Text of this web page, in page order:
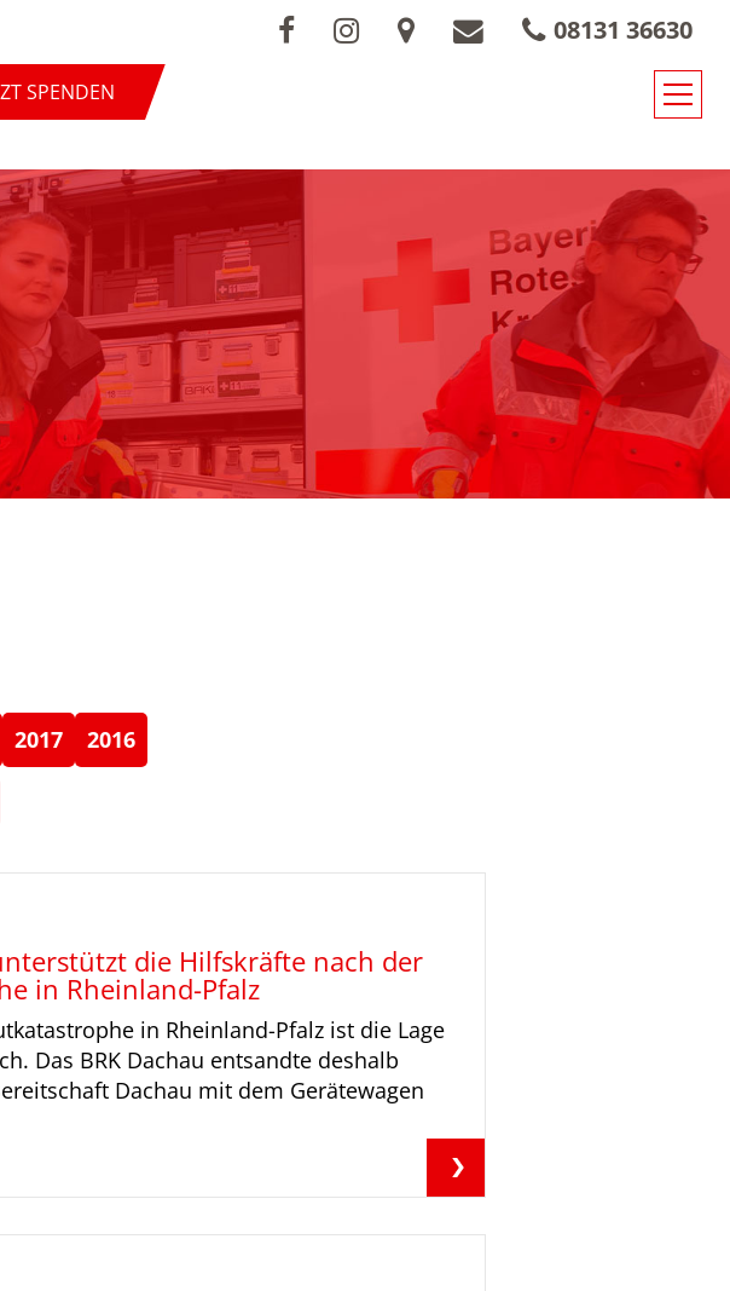
SPENDEN
08131 36630
2017 2016
die Hilfskräfte nach der
in Rheinland-Pfalz
in Rheinland-Pfalz ist die Lage
Das BRK Dachau entsandte deshalb
Dachau mit dem Gerätewagen